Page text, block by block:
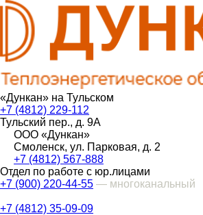
«Дункан» на Тульском
+7 (4812) 229-112
Тульский пер., д. 9А
ООО «Дункан»
Смоленск, ул. Парковая, д. 2
+7 (4812) 567-888
Отдел по работе с юр.лицами
+7 (900) 220-44-55 — многоканальный
+7 (4812) 35-09-09